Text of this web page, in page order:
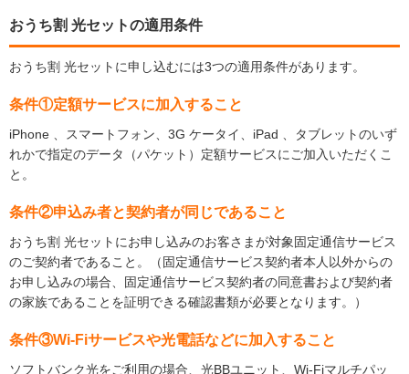
おうち割 光セットの適用条件
おうち割 光セットに申し込むには3つの適用条件があります。
条件①定額サービスに加入すること
iPhone 、スマートフォン、3G ケータイ、iPad 、タブレットのいず
れかで指定のデータ（パケット）定額サービスにご加入いただくこ
と。
条件②申込み者と契約者が同じであること
おうち割 光セットにお申し込みのお客さまが対象固定通信サービス
のご契約者であること。（固定通信サービス契約者本人以外からの
お申し込みの場合、固定通信サービス契約者の同意書および契約者
の家族であることを証明できる確認書類が必要となります。）
条件③Wi-Fiサービスや光電話などに加入すること
ソフトバンク光をご利用の場合、光BBユニット、Wi-Fiマルチパッ